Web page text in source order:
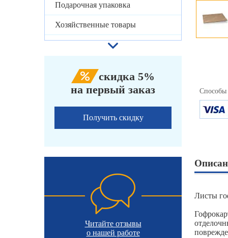
Подарочная упаковка
Хозяйственные товары
скидка 5%
на первый заказ
Получить скидку
Читайте отзывы
о нашей работе
Способы
Листы